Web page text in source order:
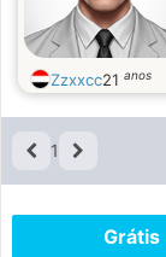
Zzxxcc21 anos
1
Grátis